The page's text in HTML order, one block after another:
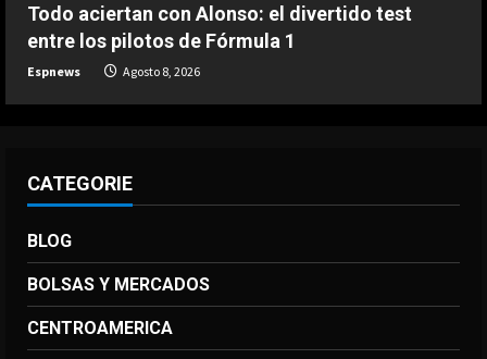
una discoteca
Agosto 7, 2026
Todo aciertan con Alonso: el divertido test
entre los pilotos de Fórmula 1
Espnews Agosto 8, 2026
CATEGORIE
BLOG
BOLSAS Y MERCADOS
CENTROAMERICA